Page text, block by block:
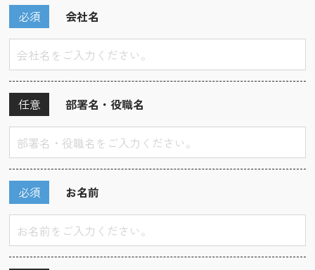
会社名
必須
部署名・役職名
任意
お名前
必須